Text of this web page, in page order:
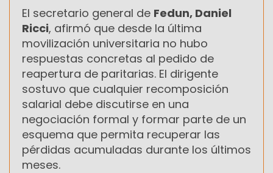
El secretario general de Fedun, Daniel
Ricci, afirmó que desde la última
movilización universitaria no hubo
respuestas concretas al pedido de
reapertura de paritarias. El dirigente
sostuvo que cualquier recomposición
salarial debe discutirse en una
negociación formal y formar parte de un
esquema que permita recuperar las
pérdidas acumuladas durante los últimos
meses.